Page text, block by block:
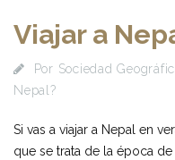
Viajar a
Por Sociedad
Nepal?
Si vas a viajar a Nepal en
que se trata de la época